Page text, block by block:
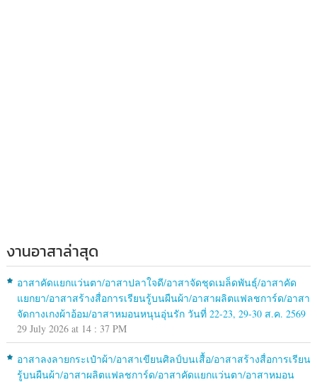
งานอาสาล่าสุด
อาสาคัดแยกแว่นตา/อาสาปลาใจดี/อาสาจัดชุดเมล็ดพันธุ์/อาสาคัด
แยกยา/อาสาสร้างสื่อการเรียนรู้บนผืนผ้า/อาสาผลิตแฟลชการ์ด/อาสา
จัดกางเกงผ้าอ้อม/อาสาหมอนหนุนอุ่นรัก วันที่ 22-23, 29-30 ส.ค. 2569
29 July 2026 at 14 : 37 PM
อาสาลงลายกระเป๋าผ้า/อาสาเขียนศิลป์บนเสื้อ/อาสาสร้างสื่อการเรียน
รู้บนผืนผ้า/อาสาผลิตแฟลชการ์ด/อาสาคัดแยกแว่นตา/อาสาหมอน